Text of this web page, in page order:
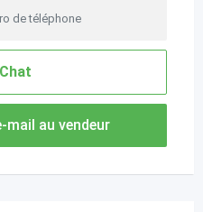
de téléphone
Chat
mail au vendeur